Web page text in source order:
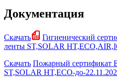
Документация
Скачать
Гигиенический
ленты ST,SOLAR
Скачать Пожарный сертификат
ST,SOLAR HT,ECO-до-